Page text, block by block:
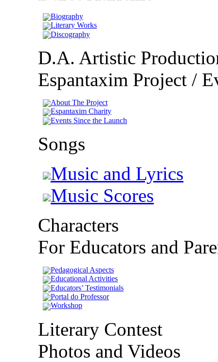
Biography
Literary Works
Discography
D.A. Artistic
Espantaxim Project /
About The Project
Espantaxim Charity
Events Since the Launch
Songs
Music and Lyrics
Music Scores
Characters
For Educators and
Pedagogical Aspects
Educational Activities
Educators’ Testimonials
Portal do Professor
Workshop
Literary Contest
Photos and Videos